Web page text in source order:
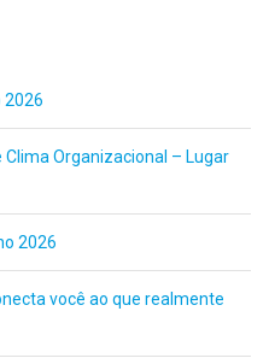
2026
Clima Organizacional – Lugar
2026
você ao que realmente